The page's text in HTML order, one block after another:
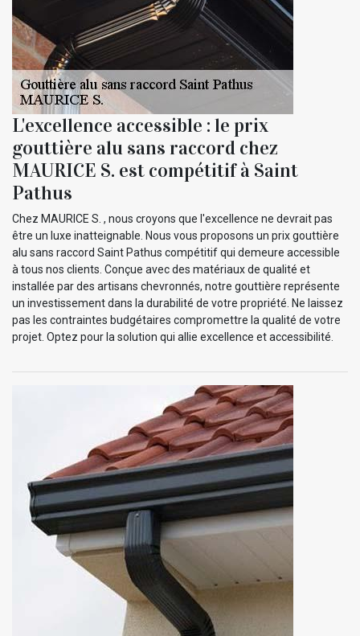
L'excellence accessible : le prix
gouttière alu sans raccord chez
MAURICE S. est compétitif à Saint
Pathus
Chez MAURICE S. , nous croyons que l'excellence ne devrait pas
être un luxe inatteignable. Nous vous proposons un prix gouttière
alu sans raccord Saint Pathus compétitif qui demeure accessible
à tous nos clients. Conçue avec des matériaux de qualité et
installée par des artisans chevronnés, notre gouttière représente
un investissement dans la durabilité de votre propriété. Ne laissez
pas les contraintes budgétaires compromettre la qualité de votre
projet. Optez pour la solution qui allie excellence et accessibilité.